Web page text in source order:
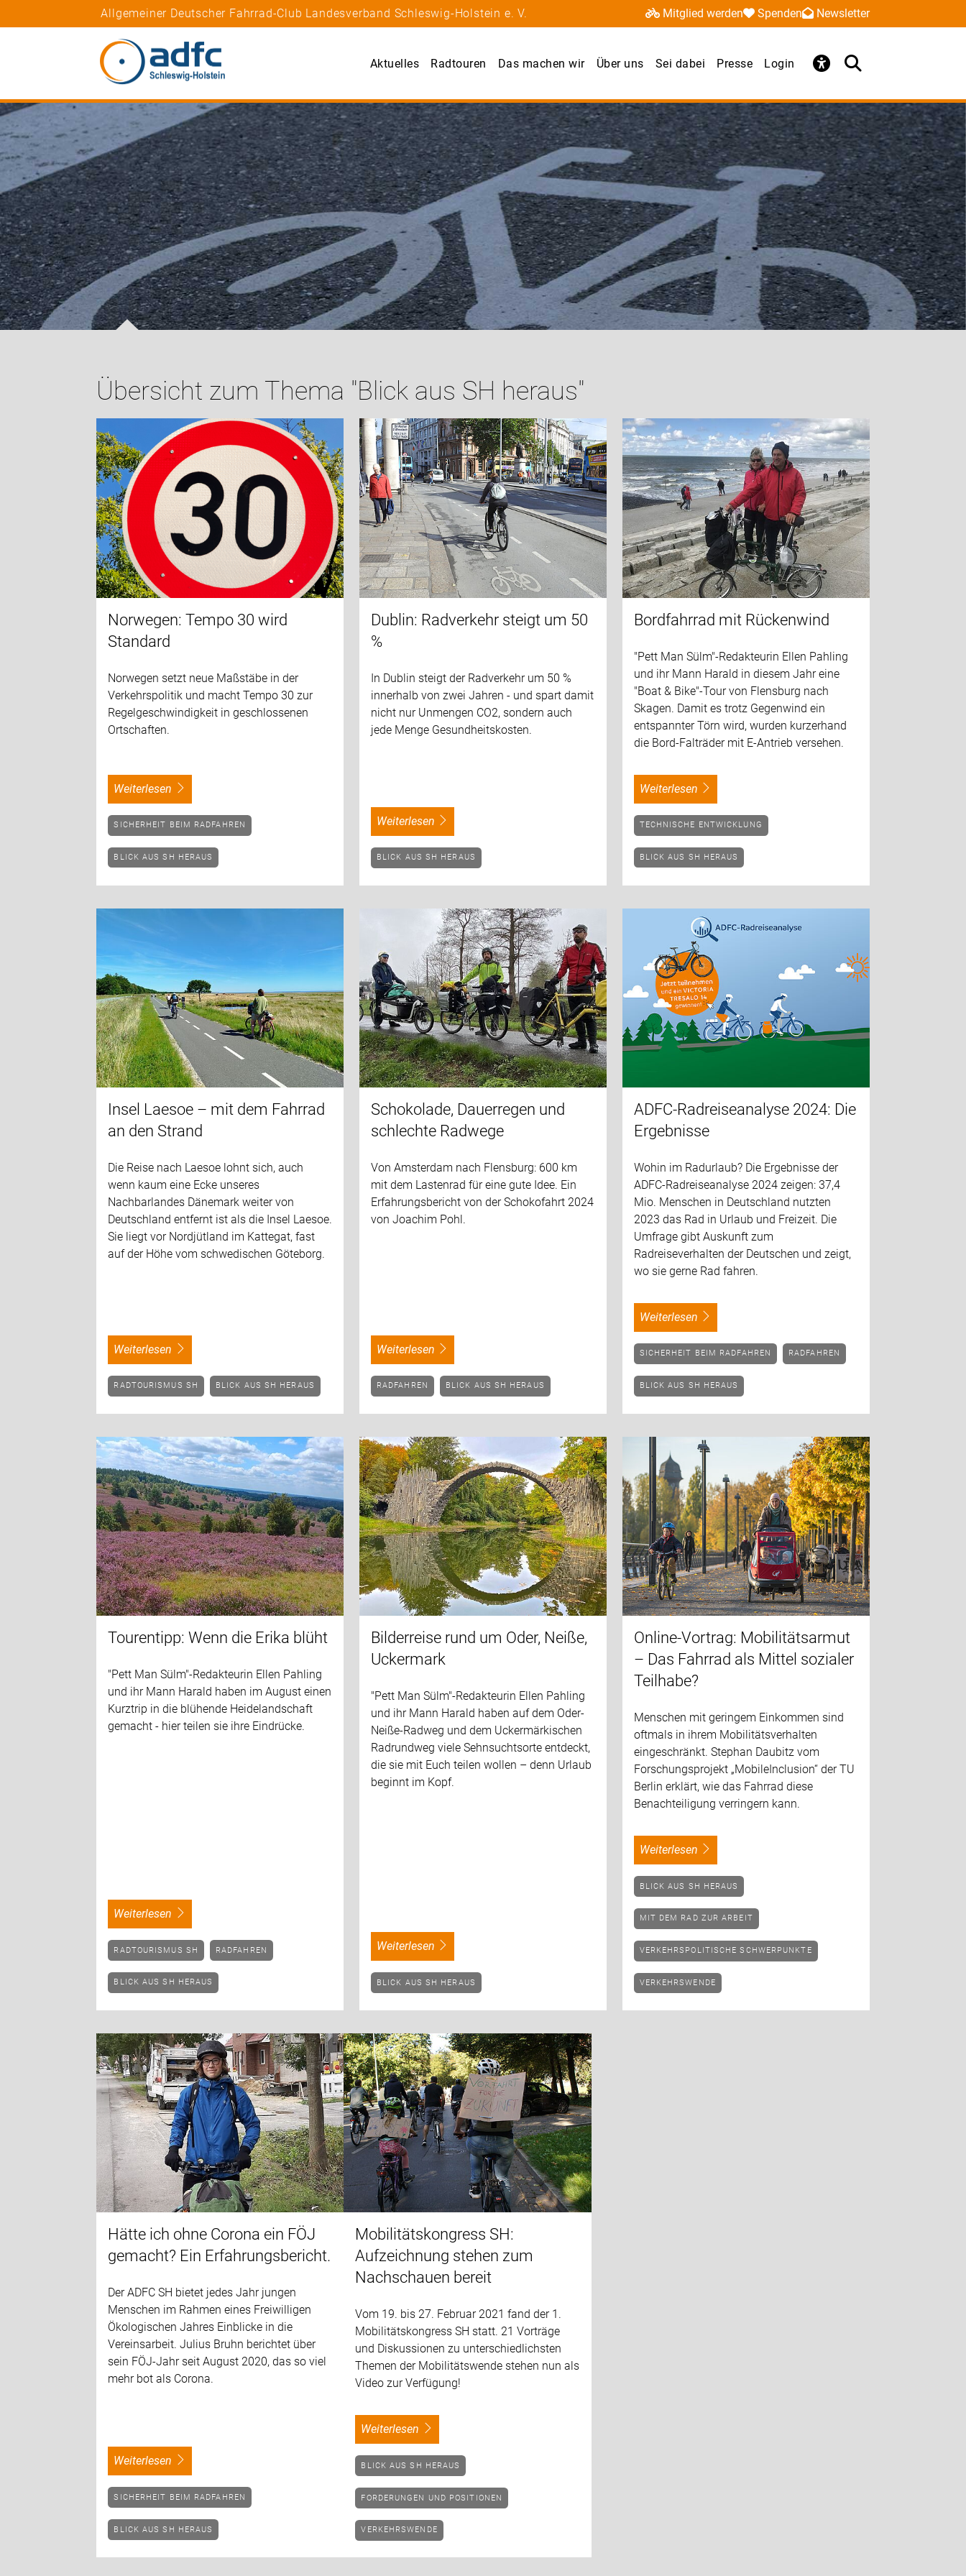
Allgemeiner Deutscher Fahrrad-Club Landesverband Schleswig-Holstein e. V. Mitglied werden Spenden Newsletter
Aktuelles Radtouren Das machen wir Über uns Sei dabei Presse Login
Übersicht zum Thema "Blick aus SH heraus"
Norwegen: Tempo 30 wird
Standard
Norwegen setzt neue Maßstäbe in der
Verkehrspolitik und macht Tempo 30 zur
Regelgeschwindigkeit in geschlossenen
Ortschaften.
weiterlesen
SICHERHEIT BEIM RADFAHREN
BLICK AUS SH HERAUS
Dublin: Radverkehr steigt um 50
%
In Dublin steigt der Radverkehr um 50 %
innerhalb von zwei Jahren - und spart damit
nicht nur Unmengen CO2, sondern auch
jede Menge Gesundheitskosten.
weiterlesen
BLICK AUS SH HERAUS
Bordfahrrad mit Rückenwind
"Pett Man Sülm"-Redakteurin Ellen Pahling
und ihr Mann Harald in diesem Jahr eine
"Boat & Bike"-Tour von Flensburg nach
Skagen. Damit es trotz Gegenwind ein
entspannter Törn wird, wurden kurzerhand
die Bord-Falträder mit E-Antrieb versehen.
weiterlesen
TECHNISCHE ENTWICKLUNG
BLICK AUS SH HERAUS
Insel Laesoe – mit dem Fahrrad
an den Strand
Die Reise nach Laesoe lohnt sich, auch
wenn kaum eine Ecke unseres
Nachbarlandes Dänemark weiter von
Deutschland entfernt ist als die Insel Laesoe.
Sie liegt vor Nordjütland im Kattegat, fast
auf der Höhe vom schwedischen Göteborg.
weiterlesen
RADTOURISMUS SH BLICK AUS SH HERAUS
Schokolade, Dauerregen und
schlechte Radwege
Von Amsterdam nach Flensburg: 600 km
mit dem Lastenrad für eine gute Idee. Ein
Erfahrungsbericht von der Schokofahrt 2024
von Joachim Pohl.
weiterlesen
RADFAHREN BLICK AUS SH HERAUS
ADFC-Radreiseanalyse 2024: Die
Ergebnisse
Wohin im Radurlaub? Die Ergebnisse der
ADFC-Radreiseanalyse 2024 zeigen: 37,4
Mio. Menschen in Deutschland nutzten
2023 das Rad in Urlaub und Freizeit. Die
Umfrage gibt Auskunft zum
Radreiseverhalten der Deutschen und zeigt,
wo sie gerne Rad fahren.
weiterlesen
SICHERHEIT BEIM RADFAHREN RADFAHREN
BLICK AUS SH HERAUS
Tourentipp: Wenn die Erika blüht
"Pett Man Sülm"-Redakteurin Ellen Pahling
und ihr Mann Harald haben im August einen
Kurztrip in die blühende Heidelandschaft
gemacht - hier teilen sie ihre Eindrücke.
weiterlesen
RADTOURISMUS SH RADFAHREN
BLICK AUS SH HERAUS
Bilderreise rund um Oder, Neiße,
Uckermark
"Pett Man Sülm"-Redakteurin Ellen Pahling
und ihr Mann Harald haben auf dem Oder-
Neiße-Radweg und dem Uckermärkischen
Radrundweg viele Sehnsuchtsorte entdeckt,
die sie mit Euch teilen wollen – denn Urlaub
beginnt im Kopf.
weiterlesen
BLICK AUS SH HERAUS
Online-Vortrag: Mobilitätsarmut
– Das Fahrrad als Mittel sozialer
Teilhabe?
Menschen mit geringem Einkommen sind
oftmals in ihrem Mobilitätsverhalten
eingeschränkt. Stephan Daubitz vom
Forschungsprojekt „MobileInclusion“ der TU
Berlin erklärt, wie das Fahrrad diese
Benachteiligung verringern kann.
weiterlesen
BLICK AUS SH HERAUS
MIT DEM RAD ZUR ARBEIT
VERKEHRSPOLITISCHE SCHWERPUNKTE
VERKEHRSWENDE
Hätte ich ohne Corona ein FÖJ
gemacht? Ein Erfahrungsbericht.
Der ADFC SH bietet jedes Jahr jungen
Menschen im Rahmen eines Freiwilligen
Ökologischen Jahres Einblicke in die
Vereinsarbeit. Julius Bruhn berichtet über
sein FÖJ-Jahr seit August 2020, das so viel
mehr bot als Corona.
weiterlesen
SICHERHEIT BEIM RADFAHREN
BLICK AUS SH HERAUS
Mobilitätskongress SH:
Aufzeichnung stehen zum
Nachschauen bereit
Vom 19. bis 27. Februar 2021 fand der 1.
Mobilitätskongress SH statt. 21 Vorträge
und Diskussionen zu unterschiedlichsten
Themen der Mobilitätswende stehen nun als
Video zur Verfügung!
weiterlesen
BLICK AUS SH HERAUS
FORDERUNGEN UND POSITIONEN
VERKEHRSWENDE